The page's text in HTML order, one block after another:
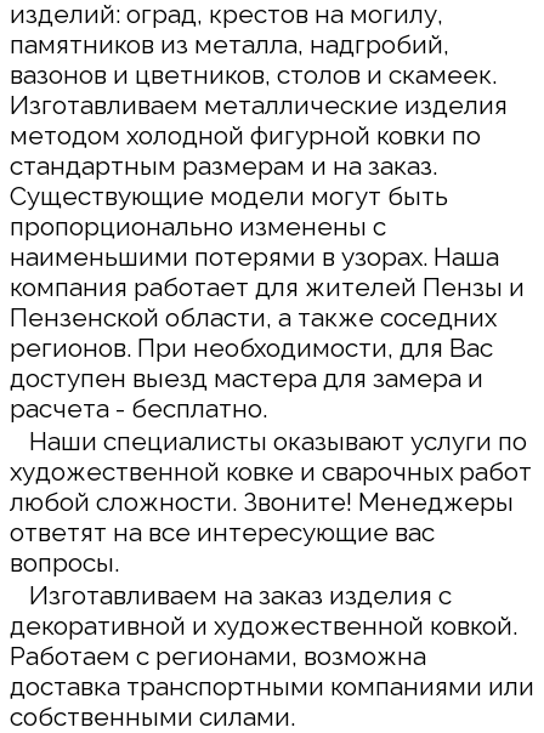
изделий: оград, крестов на могилу,
памятников из металла, надгробий,
вазонов и цветников, столов и скамеек.
Изготавливаем металлические изделия
методом холодной фигурной ковки по
стандартным размерам и на заказ.
Существующие модели могут быть
пропорционально изменены с
наименьшими потерями в узорах. Наша
компания работает для жителей Пензы и
Пензенской области, а также соседних
регионов. При необходимости, для Вас
доступен выезд мастера для замера и
расчета - бесплатно.
Наши специалисты оказывают услуги по
художественной ковке и сварочных работ
любой сложности. Звоните! Менеджеры
ответят на все интересующие вас
вопросы.
Изготавливаем на заказ изделия с
декоративной и художественной ковкой.
Работаем с регионами, возможна
доставка транспортными компаниями или
собственными силами.